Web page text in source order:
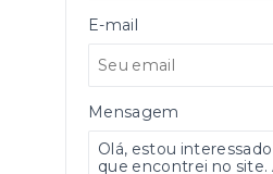
E-mail
Mensagem